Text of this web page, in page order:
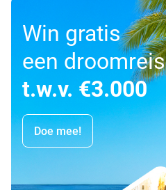
Win gratis
een droomreis
t.w.v. €3.000
Doe mee!